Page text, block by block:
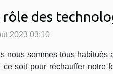
rôle des
2023 03:10
nous sommes tous
ce soit pour réchauffer notre